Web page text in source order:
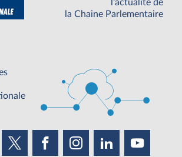
l'actualité de
la Chaine Parlementaire